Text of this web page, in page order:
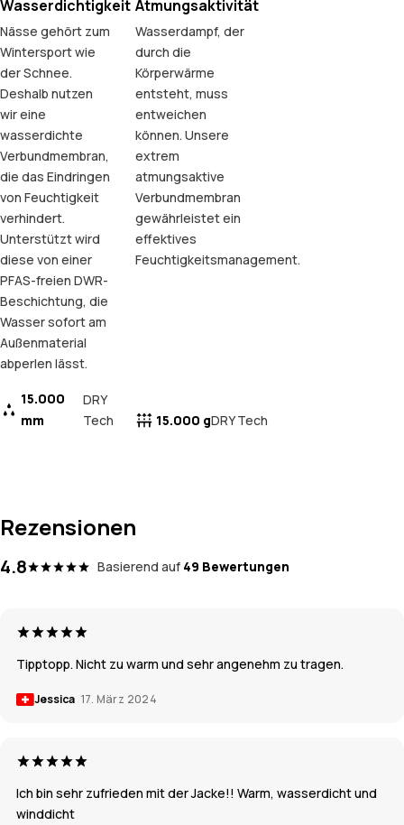
Wasserdichtigkeit
Nässe gehört zum
Wintersport wie
der Schnee.
Deshalb nutzen
wir eine
wasserdichte
Verbundmembran,
die das Eindringen
von Feuchtigkeit
verhindert.
Unterstützt wird
diese von einer
PFAS-freien DWR-
Beschichtung, die
Wasser sofort am
Außenmaterial
abperlen lässt.
15.000
mm
DRY
Tech
Atmungsaktivität
Wasserdampf, der
durch die
Körperwärme
entsteht, muss
entweichen
können. Unsere
extrem
atmungsaktive
Verbundmembran
gewährleistet ein
effektives
Feuchtigkeitsmanagement.
15.000 gDRY Tech
Rezensionen
4.8 Basierend auf 49 Bewertungen
Tipptopp. Nicht zu warm und sehr angenehm zu tragen.
Jessica 17. März 2024
Ich bin sehr zufrieden mit der Jacke!! Warm, wasserdicht und
winddicht